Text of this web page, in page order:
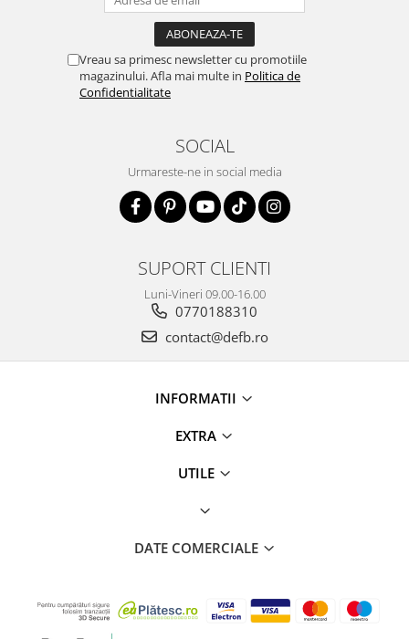
Vreau sa primesc newsletter cu promotiile
magazinului. Afla mai multe in Politica de
Confidentialitate
SOCIAL
Urmareste-ne in social media
SUPORT CLIENTI
Luni-Vineri 09.00-16.00
0770188310
contact@defb.ro
INFORMATII
EXTRA
UTILE
DATE COMERCIALE